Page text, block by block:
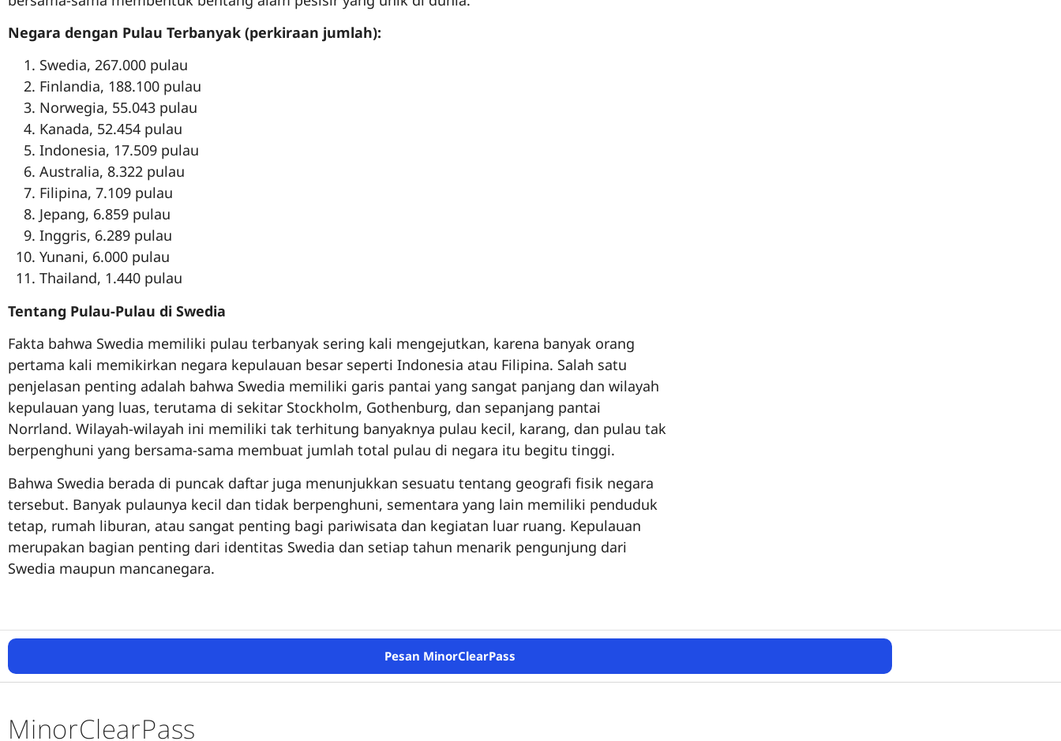
Negara dengan Pulau Terbanyak (perkiraan jumlah):
Swedia, 267.000 pulau
Finlandia, 188.100 pulau
Norwegia, 55.043 pulau
Kanada, 52.454 pulau
Indonesia, 17.509 pulau
Australia, 8.322 pulau
Filipina, 7.109 pulau
Jepang, 6.859 pulau
Inggris, 6.289 pulau
Yunani, 6.000 pulau
Thailand, 1.440 pulau
Tentang Pulau-Pulau di Swedia
Fakta bahwa Swedia memiliki pulau terbanyak sering kali mengejutkan, karena banyak orang
pertama kali memikirkan negara kepulauan besar seperti Indonesia atau Filipina. Salah satu
penjelasan penting adalah bahwa Swedia memiliki garis pantai yang sangat panjang dan wilayah
kepulauan yang luas, terutama di sekitar Stockholm, Gothenburg, dan sepanjang pantai
Norrland. Wilayah-wilayah ini memiliki tak terhitung banyaknya pulau kecil, karang, dan pulau tak
berpenghuni yang bersama-sama membuat jumlah total pulau di negara itu begitu tinggi.
Bahwa Swedia berada di puncak daftar juga menunjukkan sesuatu tentang geografi fisik negara
tersebut. Banyak pulaunya kecil dan tidak berpenghuni, sementara yang lain memiliki penduduk
tetap, rumah liburan, atau sangat penting bagi pariwisata dan kegiatan luar ruang. Kepulauan
merupakan bagian penting dari identitas Swedia dan setiap tahun menarik pengunjung dari
Swedia maupun mancanegara.
Pesan MinorClearPass
MinorClearPass